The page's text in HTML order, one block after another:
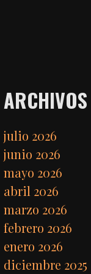
ARCHIVOS
julio 2026
junio 2026
mayo 2026
abril 2026
marzo 2026
febrero 2026
enero 2026
diciembre 2025